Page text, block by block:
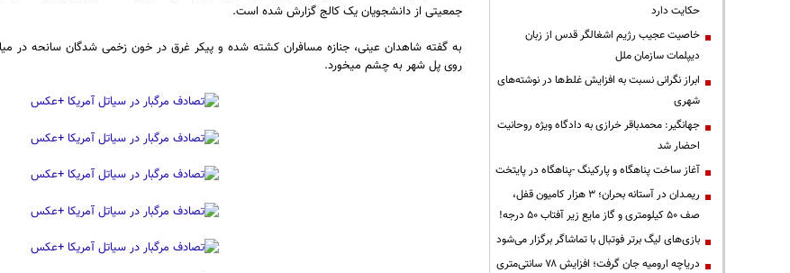
جمعیتی از دانشجویان یک کالج گزارش شده است.
به گفته شاهدان عینی، جنازه مسافران کشته شده و پیکر غرق در خون زخمی شدگان سانحه
روی پل شهر به چشم میخورد.
حکایت دارد
خاصیت عجیب رژیم اشغالگر قدس از زبان
دیپلمات سازمان ملل
ابراز نگرانی نسبت به افزایش غلط‌ها در نوشته‌های
شهری
جهانگیر: محمدباقر خرازی به دادگاه ویژه روحانیت
احضار شد
آغاز ساخت پناهگاه و پارکینگ -پناهگاه در پایتخت
ریمـدان در آستانه بحران؛ ۳ هزار کامیون قفل،
صف ۵۰ کیلومتری و گاز مایع زیر آفتاب ۵۰ درجه!
بازی‌های لیگ برتر فوتبال با تماشاگر برگزار می‌شود
دریاچه ارومیه جان گرفت؛ افزایش ۷۸ سانتی‌متری